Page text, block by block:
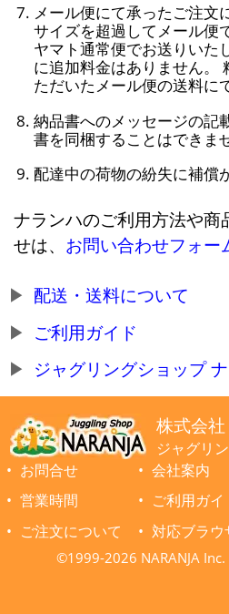
メール便にて承ったご注文
サイズを超過してメール便
ヤマト通常便でお送りいた
に追加料金はありません。
ただいたメール便の送料に
納品書へのメッセージの記
書を同梱することはできま
配達中の荷物の紛失に補償
ナランハのご利用方法や商
せは、 お問い合わせフォー
配送・送料について
ご利用ガイド
ジャグリングショップ
株式会
ジャグリ
お問合せ
会社案内
営業時間
ご利用ガイ
ご注文について
対応ブラウ
©1999-2026 NARANJA Inc.